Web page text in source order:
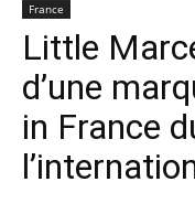
France
Little
d’une
in France